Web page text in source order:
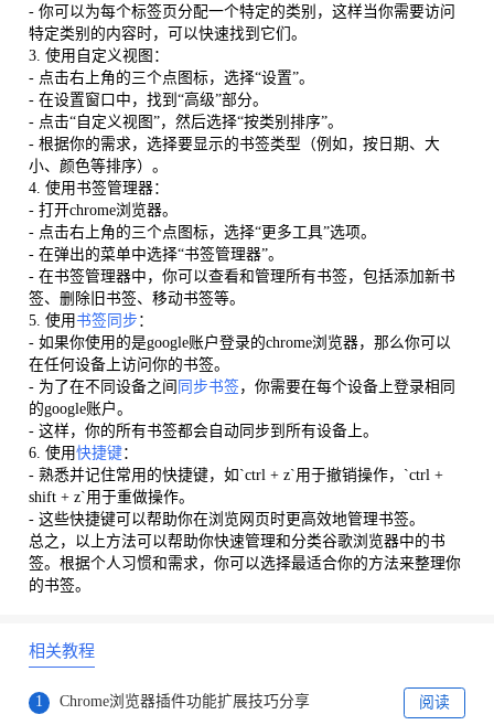
- 你可以为每个标签页分配一个特定的类别，这样当你需要访问
特定类别的内容时，可以快速找到它们。
3. 使用自定义视图：
- 点击右上角的三个点图标，选择“设置”。
- 在设置窗口中，找到“高级”部分。
- 点击“自定义视图”，然后选择“按类别排序”。
- 根据你的需求，选择要显示的书签类型（例如，按日期、大
小、颜色等排序）。
4. 使用书签管理器：
- 打开chrome浏览器。
- 点击右上角的三个点图标，选择“更多工具”选项。
- 在弹出的菜单中选择“书签管理器”。
- 在书签管理器中，你可以查看和管理所有书签，包括添加新书
签、删除旧书签、移动书签等。
5. 使用书签同步 ：
- 如果你使用的是google账户登录的chrome浏览器，那么你可以
在任何设备上访问你的书签。
- 为了在不同设备之间 同步书签 ，你需要在每个设备上登录相同
的google账户。
- 这样，你的所有书签都会自动同步到所有设备上。
6. 使用快捷键：
- 熟悉并记住常用的快捷键，如`ctrl + z`用于撤销操作，`ctrl +
shift + z`用于重做操作。
- 这些快捷键可以帮助你在浏览网页时更高效地管理书签。
总之，以上方法可以帮助你快速管理和分类谷歌浏览器中的书
签。根据个人习惯和需求，你可以选择最适合你的方法来整理你
的书签。
相关教程
1 Chrome浏览器插件功能扩展技巧分享 阅读